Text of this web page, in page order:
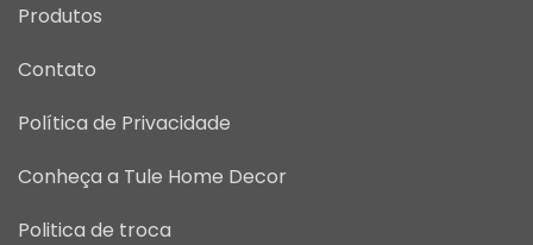
Produtos
Contato
Política de Privacidade
Conheça a Tule Home Decor
Politica de troca